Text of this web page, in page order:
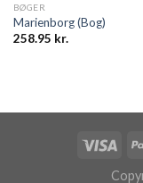
BØGER
Marienborg (Bog)
258.95 kr.